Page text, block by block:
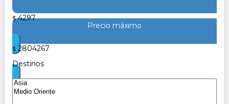
$ 4297
Precio máximo
$ 2804267
Destinos